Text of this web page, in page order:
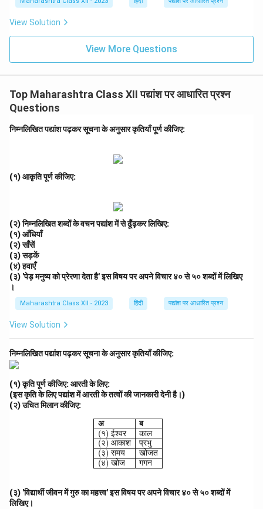
View Solution
View More Questions
Top Maharashtra Class XII पद्यांश पर आधारित प्रश्न
Questions
निम्नलिखित पद्यांश पढ़कर सूचना के अनुसार कृतियाँ पूर्ण कीजिए:
(१) आकृति पूर्ण कीजिए:
(२) निम्नलिखित शब्दों के वचन प‌द्यांश में से ढूँढ़कर लिखिए:
(१) आँधियाँ
(२) साँसें
(३) सड़कें
(४) हवाएँ
(३) 'पेड़ मनुष्य को प्रेरणा देता है' इस विषय पर अपने विचार ४० से ५० शब्दों में लिखिए
।
Maharashtra Class XII - 2023 हिंदी पद्यांश पर आधारित प्रश्न
View Solution
निम्नलिखित पद्यांश पढ़कर सूचना के अनुसार कृतियाँ कीजिए:
(१) कृति पूर्ण कीजिए: आरती के लिए:
(इस कृति के लिए पद्यांश में आरती के तत्वों की जानकारी देनी है।)
(२) उचित मिलान कीजिए:
\begin{array}{|l|l|} \hline
अ
(१) ईश्वर
(२) आकाश
(३) समय
(४) खोज
ब
काल
प्रभु
खोजत
गगन
(३) 'विद्यार्थी जीवन में गुरु का महत्त्व' इस विषय पर अपने विचार ४० से ५० शब्दों में
लिखिए।